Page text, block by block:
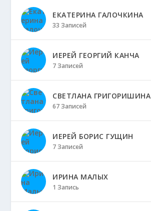
ЕКАТЕРИНА ГАЛОЧКИНА
33 Записей
ИЕРЕЙ ГЕОРГИЙ КАНЧА
7 Записей
СВЕТЛАНА ГРИГОРИШИНА
67 Записей
ИЕРЕЙ БОРИС ГУЩИН
7 Записей
ИРИНА МАЛЫХ
1 Запись